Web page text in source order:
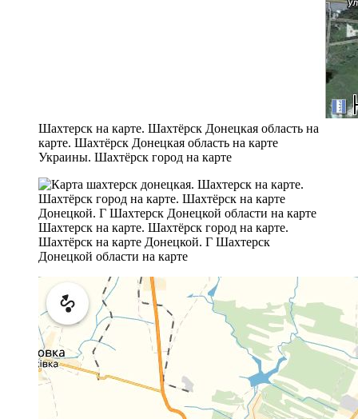
Шахтерск на карте. Шахтёрск Донецкая область на
карте. Шахтёрск Донецкая область на карте
Украины. Шахтёрск город на карте
Шахтерск на карте. Шахтёрск город на карте.
Шахтёрск на карте Донецкой. Г Шахтерск
Донецкой области на карте